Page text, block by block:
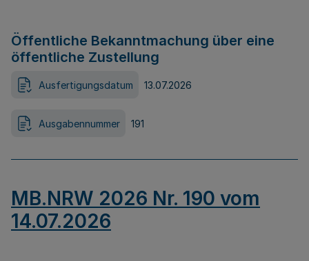
Öffentliche Bekanntmachung über eine
öffentliche Zustellung
Ausfertigungsdatum 13.07.2026
Ausgabennummer 191
MB.NRW 2026 Nr. 190 vom
14.07.2026